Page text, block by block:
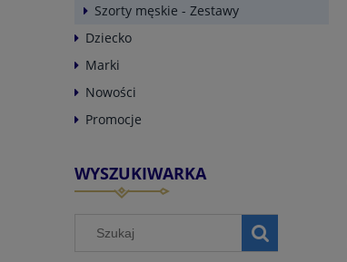
Szorty męskie - Zestawy
Dziecko
Marki
Nowości
Promocje
WYSZUKIWARKA